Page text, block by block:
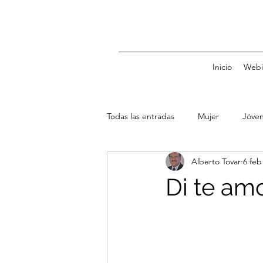
Inicio
Todas las entradas Mujer
Niños Crédito
Di te
Alberto Tovar 6 feb